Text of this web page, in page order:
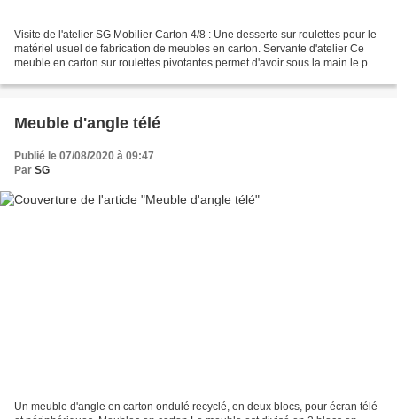
Visite de l'atelier SG Mobilier Carton 4/8 : Une desserte sur roulettes pour le
matériel usuel de fabrication de meubles en carton. Servante d'atelier Ce
meuble en carton sur roulettes pivotantes permet d'avoir sous la main le petit
Meuble d'angle télé
Publié le 07/08/2020 à 09:47
Par SG
Un meuble d'angle en carton ondulé recyclé, en deux blocs, pour écran télé